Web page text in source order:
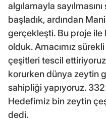
algılamayla
başladık, ardından
gerçekleşti. Bu proje ile
olduk. Amacımız
çeşitleri tescil
korurken dünya zeytin
sahipliği yapıyoruz.
Hedefimiz bin zeytin
dedi.